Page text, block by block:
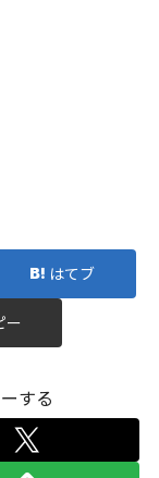
はてブ
ー
する